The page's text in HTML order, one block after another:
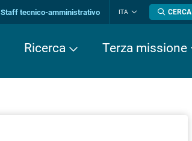
Staff tecnico-amministrativo ITA
lingua
CERCA
Ricerca Terza missione